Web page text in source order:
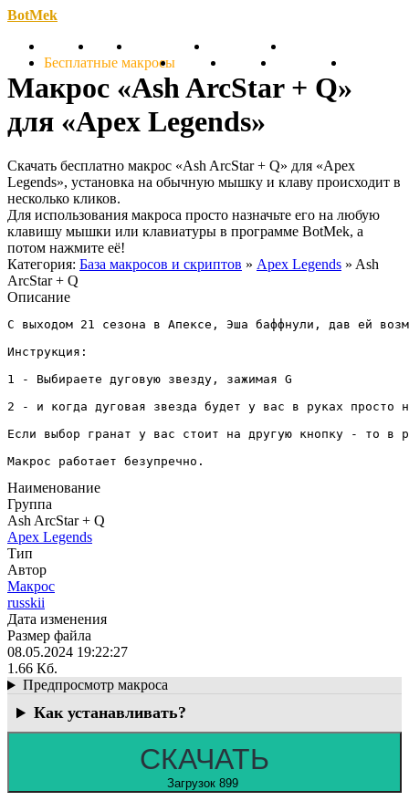
BotMek
Скачать
Обзор Обновления Инструкция
Бесплатные макросы Тарифы Отзывы Поддержка
Макрос «Ash ArcStar + Q»
для «Apex Legends»
Скачать бесплатно макрос «Ash ArcStar + Q» для «Apex
Legends», установка на обычную мышку и клаву происходит в
несколько кликов.
Для использования макроса просто назначьте его на любую
клавишу мышки или клавиатуры в программе BotMek, а
потом нажмите её!
Категория: База макросов и скриптов » Apex Legends » Ash
ArcStar + Q
Описание
С выходом 21 сезона в Апексе, Эша баффнули, дав ей
Инструкция:
1 - Выбираете дуговую звезду, зажимая G
2 - и когда дуговая звезда будет у вас в руках просто
Если выбор гранат у вас стоит на другую кнопку - то в
Макрос работает безупречно.
Наименование
Группа
Ash ArcStar + Q
Apex Legends
Тип
Автор
Макрос
russkii
Дата изменения
Размер файла
08.05.2024 19:22:27
1.66 Кб.
Предпросмотр макроса
Как устанавливать?
СКАЧАТЬ
Загрузок 899